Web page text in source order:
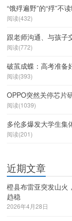
“饿殍遍野”的“殍”不
阅读(432)
跟老师沟通、与孩子
阅读(772)
破茧成蝶：高考准备
阅读(393)
OPPO突然关停芯片
阅读(1039)
多伦多爆发大学生集
阅读(201)
近期文章
橙县布雷亚突发山火
趋稳
2026年4月28日